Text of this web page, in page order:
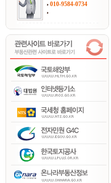
010-9584-0734